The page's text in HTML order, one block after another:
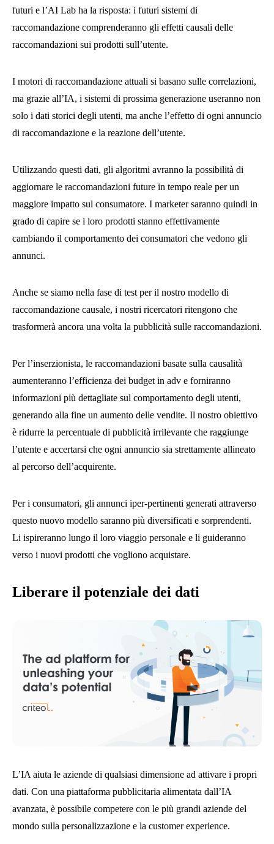
futuri e l’AI Lab ha la risposta: i futuri sistemi di
raccomandazione comprenderanno gli effetti causali delle
raccomandazioni sui prodotti sull’utente.
I motori di raccomandazione attuali si basano sulle correlazioni,
ma grazie all’IA, i sistemi di prossima generazione useranno non
solo i dati storici degli utenti, ma anche l’effetto di ogni annuncio
di raccomandazione e la reazione dell’utente.
Utilizzando questi dati, gli algoritmi avranno la possibilità di
aggiornare le raccomandazioni future in tempo reale per un
maggiore impatto sul consumatore. I marketer saranno quindi in
grado di capire se i loro prodotti stanno effettivamente
cambiando il comportamento dei consumatori che vedono gli
annunci.
Anche se siamo nella fase di test per il nostro modello di
raccomandazione causale, i nostri ricercatori ritengono che
trasformerà ancora una volta la pubblicità sulle raccomandazioni.
Per l’inserzionista, le raccomandazioni basate sulla causalità
aumenteranno l’efficienza dei budget in adv e forniranno
informazioni più dettagliate sul comportamento degli utenti,
generando alla fine un aumento delle vendite. Il nostro obiettivo
è ridurre la percentuale di pubblicità irrilevante che raggiunge
l’utente e accertarsi che ogni annuncio sia strettamente allineato
al percorso dell’acquirente.
Per i consumatori, gli annunci iper-pertinenti generati attraverso
questo nuovo modello saranno più diversificati e sorprendenti.
Li ispireranno lungo il loro viaggio personale e li guideranno
verso i nuovi prodotti che vogliono acquistare.
Liberare il potenziale dei dati
L’IA aiuta le aziende di qualsiasi dimensione ad attivare i propri
dati. Con una piattaforma pubblicitaria alimentata dall’IA
avanzata, è possibile competere con le più grandi aziende del
mondo sulla personalizzazione e la customer experience.